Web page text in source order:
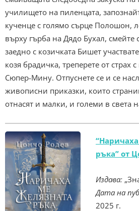
училището на пиленцата,
кученце с голямо сърце Полошон,
върху гърба на Дядо Бухал, смейте
заедно с козичката Бишет
козя брадичка, треперете от страх
Сюпер-Мину. Отпуснете се и се
живописни приказки, които
отнасят и малки, и големи в света
ръка” от
Издава:
Дата на
2025 г.